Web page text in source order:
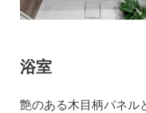
浴室
艶のある木目柄パネル